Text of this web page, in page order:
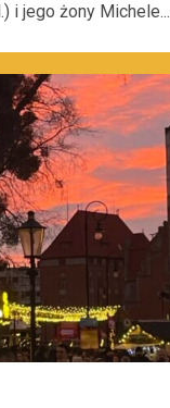
i jego żony Michele...